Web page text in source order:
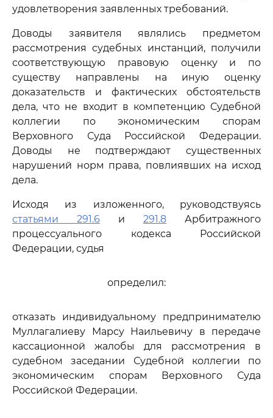
удовлетворения заявленных требований.
Доводы заявителя являлись предметом
рассмотрения судебных инстанций, получили
соответствующую правовую оценку и по
существу направлены на иную оценку
доказательств и фактических обстоятельств
дела, что не входит в компетенцию Судебной
коллегии по экономическим спорам
Верховного Суда Российской Федерации.
Доводы не подтверждают существенных
нарушений норм права, повлиявших на исход
дела.
Исходя из изложенного, руководствуясь
статьями 291.6 и 291.8 Арбитражного
процессуального кодекса Российской
Федерации, судья
определил:
отказать индивидуальному предпринимателю
Муллагалиеву Марсу Наильевичу в передаче
кассационной жалобы для рассмотрения в
судебном заседании Судебной коллегии по
экономическим спорам Верховного Суда
Российской Федерации.